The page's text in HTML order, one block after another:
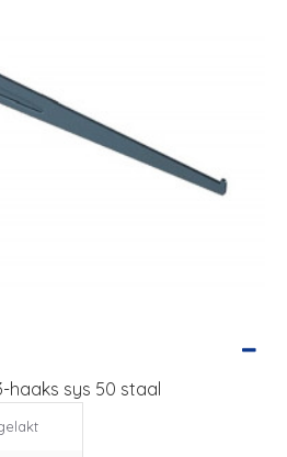
haaks sys 50 staal